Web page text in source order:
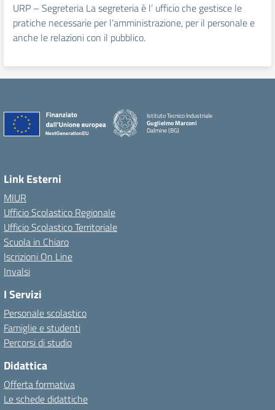
URP – Segreteria La segreteria è l’ ufficio che gestisce le
pratiche necessarie per l’amministrazione, per il personale e
anche le relazioni con il pubblico.
Istituto Tecnico Industriale
Guglielmo Marconi
Dalmine (BG)
Link Esterni
MIUR
Ufficio Scolastico Regionale
Ufficio Scolastico Territoriale
Scuola in Chiaro
Iscrizioni On Line
Invalsi
I Servizi
Personale scolastico
Famiglie e studenti
Percorsi di studio
Didattica
Offerta formativa
Le schede didattiche